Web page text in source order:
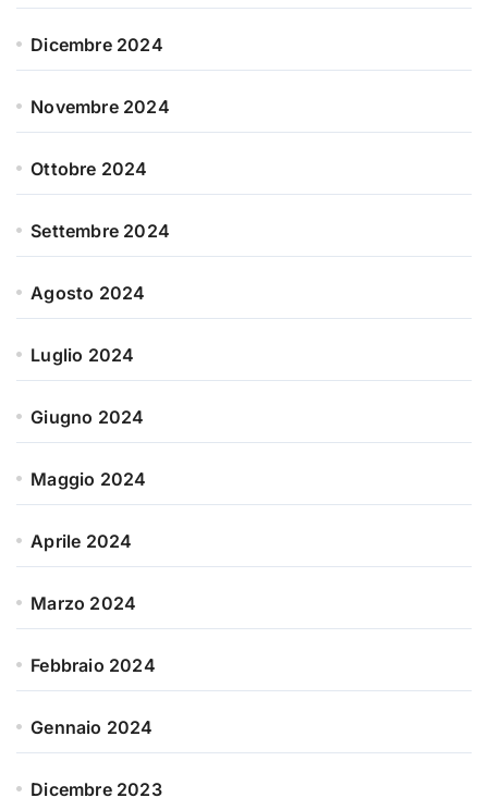
Dicembre 2024
Novembre 2024
Ottobre 2024
Settembre 2024
Agosto 2024
Luglio 2024
Giugno 2024
Maggio 2024
Aprile 2024
Marzo 2024
Febbraio 2024
Gennaio 2024
Dicembre 2023